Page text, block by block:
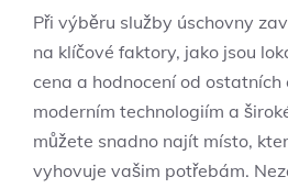
Při výběru služby úschovny
na klíčové faktory, jako jsou
cena a hodnocení od
moderním technologiím a
můžete snadno najít místo,
vyhovuje vašim potřebám.